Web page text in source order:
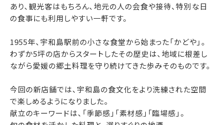
あり、観光客はもちろん、地元の人の会食や接待、特別な日
の食事にも利用しやすい一軒です。
1955年、宇和島駅前の小さな食堂から始まった「かどや」。
わずか5坪の店からスタートしたその歴史は、地域に根差し
ながら愛媛の郷土料理を守り続けてきた歩みそのものです。
今回の新店舗では、宇和島の食文化をより洗練された空間
で楽しめるようになりました。
献立のキーワードは、「季節感」「素材感」「臨場感」。